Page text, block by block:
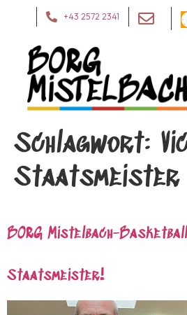
+43 2572 2341
Schlagwort:
Staatsmeister
BORG Mistelbach-
Staatsmeister!